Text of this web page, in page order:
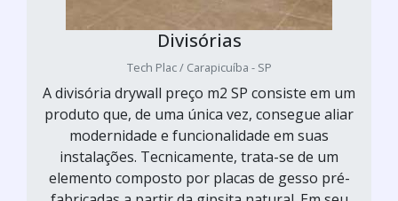
Divisórias
Tech Plac / Carapicuíba - SP
A divisória drywall preço m2 SP consiste em um
produto que, de uma única vez, consegue aliar
modernidade e funcionalidade em suas
instalações. Tecnicamente, trata-se de um
elemento composto por placas de gesso pré-